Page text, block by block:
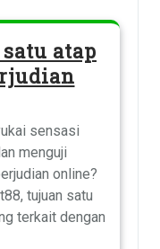
atap
sensasi
menguji
online?
tujuan satu
terkait dengan